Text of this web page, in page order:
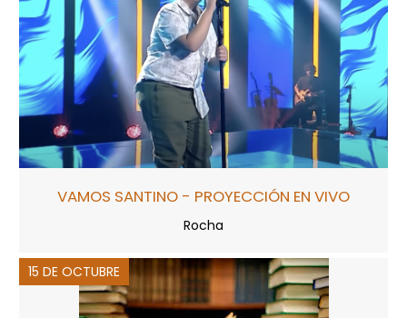
VAMOS SANTINO - PROYECCIÓN EN VIVO
Rocha
15 DE OCTUBRE